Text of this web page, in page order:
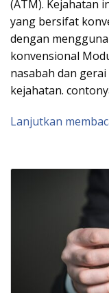
(ATM). Kejahatan
yang bersifat
dengan
konvensional
nasabah dan
kejahatan.
Lanjutkan